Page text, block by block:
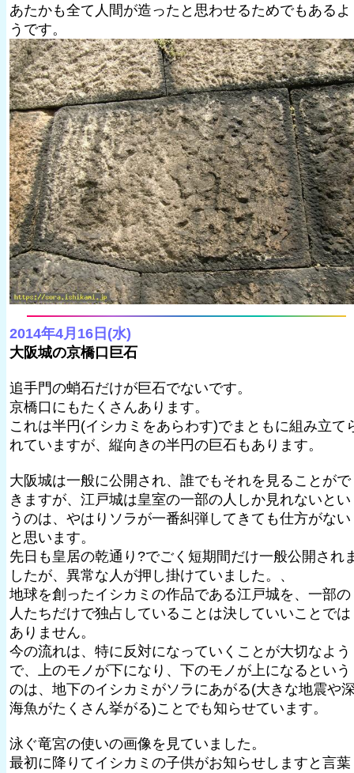
あたかも全て人間が造ったと思わせるためでもあるよ
うです。
2014年4月16日(水)
大阪城の京橋口巨石
追手門の蛸石だけが巨石でないです。
京橋口にもたくさんあります。
これは半円(イシカミをあらわす)でまともに組み立て
れていますが、縦向きの半円の巨石もあります。
大阪城は一般に公開され、誰でもそれを見ることがで
きますが、江戸城は皇室の一部の人しか見れないとい
うのは、やはりソラが一番糾弾してきても仕方がない
と思います。
先日も皇居の乾通り?でごく短期間だけ一般公開され
したが、異常な人が押し掛けていました。、
地球を創ったイシカミの作品である江戸城を、一部の
人たちだけで独占していることは決していいことでは
ありません。
今の流れは、特に反対になっていくことが大切なよう
で、上のモノが下になり、下のモノが上になるという
のは、地下のイシカミがソラにあがる(大きな地震や
海魚がたくさん挙がる)ことでも知らせています。
泳ぐ竜宮の使いの画像を見ていました。
最初に降りてイシカミの子供がお知らせしますと言葉